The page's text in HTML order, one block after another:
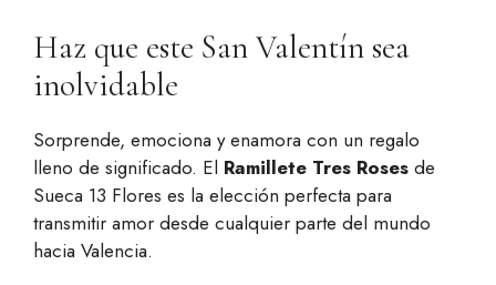
Haz que este San Valentín sea
inolvidable
Sorprende, emociona y enamora con un regalo
lleno de significado. El Ramillete Tres Roses de
Sueca 13 Flores es la elección perfecta para
transmitir amor desde cualquier parte del mundo
hacia Valencia.